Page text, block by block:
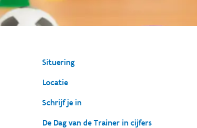
Situering
Locatie
Schrijf je in
De Dag van de Trainer in cijfers